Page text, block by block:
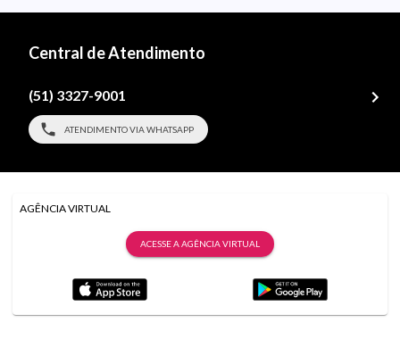
Central de Atendimento
(51) 3327-9001
ATENDIMENTO VIA WHATSAPP
AGÊNCIA VIRTUAL
ACESSE A AGÊNCIA VIRTUAL